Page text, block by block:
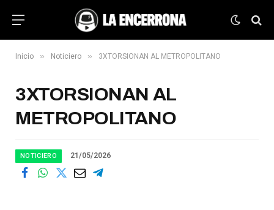
Inicio » Noticiero » 3XTORSIONAN AL METROPOLITANO
3XTORSIONAN AL
METROPOLITANO
NOTICIERO 21/05/2026